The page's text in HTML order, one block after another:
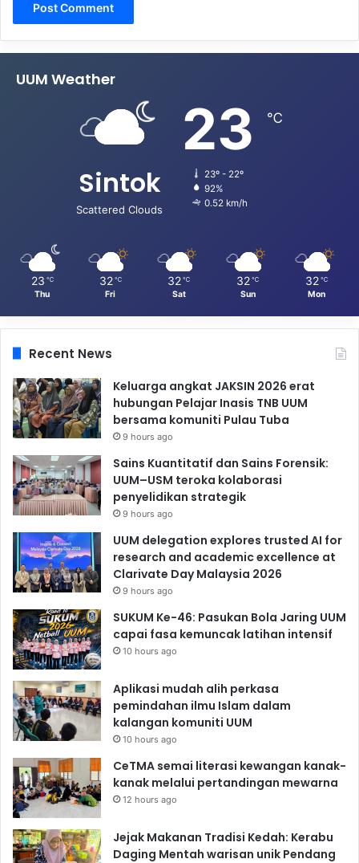
UUM Weather
Sintok
Scattered Clouds
23 ℃
23º - 22º
92%
0.52 km/h
23 ℃
Thu
32 ℃
Fri
32 ℃
Sat
32 ℃
Sun
32 ℃
Mon
Recent News
Keluarga angkat JAKSIN 2026 erat
hubungan Pelajar Inasis TNB UUM
bersama komuniti Pulau Tuba
9 hours ago
Sains Kuantitatif dan Sains Forensik:
UUM–USM teroka kolaborasi
penyelidikan strategik
9 hours ago
UUM delegation explores trusted AI for
research and academic excellence at
Clarivate Day Malaysia 2026
9 hours ago
SUKUM Ke-46: Pasukan Bola Jaring UUM
capai fasa kemuncak latihan intensif
10 hours ago
Aplikasi mudah alih perkasa
pemindahan ilmu Islam dalam
kalangan komuniti UUM
10 hours ago
CeTMA semai literasi kewangan kanak-
kanak melalui pertandingan mewarna
12 hours ago
Jejak Makanan Tradisi Kedah: Kerabu
Daging Mentah warisan unik Pendang